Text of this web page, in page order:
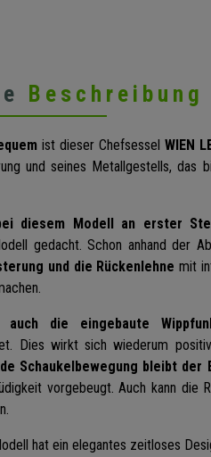
Beschreibung
ist dieser Chefsessel WIEN
und seines Metallgestells, das
diesem Modell an erster
gedacht. Schon anhand der
und die Rückenlehne mit
die eingebaute
Dies wirkt sich wiederum
Schaukelbewegung bleibt
vorgebeugt. Auch kann die
hat ein elegantes zeitloses